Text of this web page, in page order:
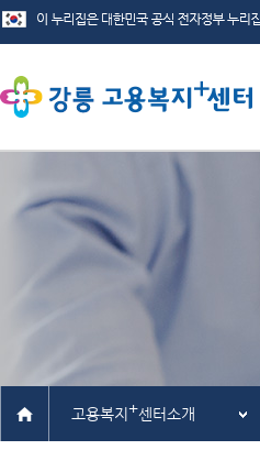
고용복지 +센터소개